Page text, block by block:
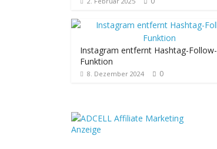
Instagram entfernt Hashtag-Follow-
Funktion
8. Dezember 2024 0
Anzeige